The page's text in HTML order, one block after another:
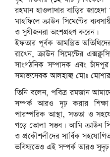
রহমান হাওলাদার বাড়ির
মাহফিলে ক্রাউন সিমেন্টের
ও সুধীজনরা অংশগ্রহণ করেন।
ইফতার পূর্বক আমন্ত্রিত
রাখেন, ক্রাউন সিমেন্টের
সাংগঠনিক সম্পাদক এবং চাঁদপুর
সমাজসেবক আলহাজ্ব মোঃ
তিনি বলেন, পবিত্র রমজান
সম্পর্ক আরও দৃঢ় করার শিক্ষা
পারস্পরিক আস্থা, সততা ও
গড়ে তোলা সম্ভব। আমি ক্রাউন
ও প্রকৌশলীদের সার্বিক
ভবিষ্যতেও এই সম্পর্ক আরও সুদৃঢ়